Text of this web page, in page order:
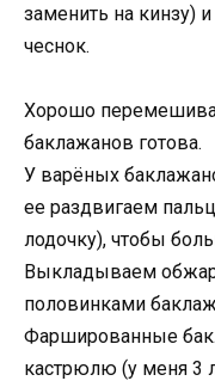
заменить на кинзу)
чеснок.
Хорошо
баклажанов готова.
У варёных
ее раздвигаем
лодочку), чтобы
Выкладываем
половинками
Фаршированные
кастрюлю (у меня 3